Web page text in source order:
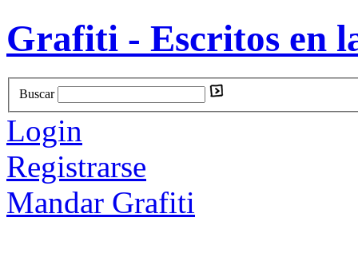
Grafiti - Escritos en
Buscar
Login
Registrarse
Mandar Grafiti